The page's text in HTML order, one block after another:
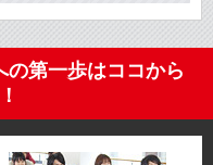
第一歩はココから